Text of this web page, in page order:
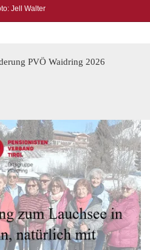
Jell Walter
PVÖ Waidring 2026